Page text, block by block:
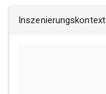
Inszenierungskontext